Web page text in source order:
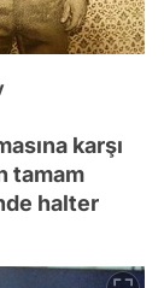
karşı
tamam
halter